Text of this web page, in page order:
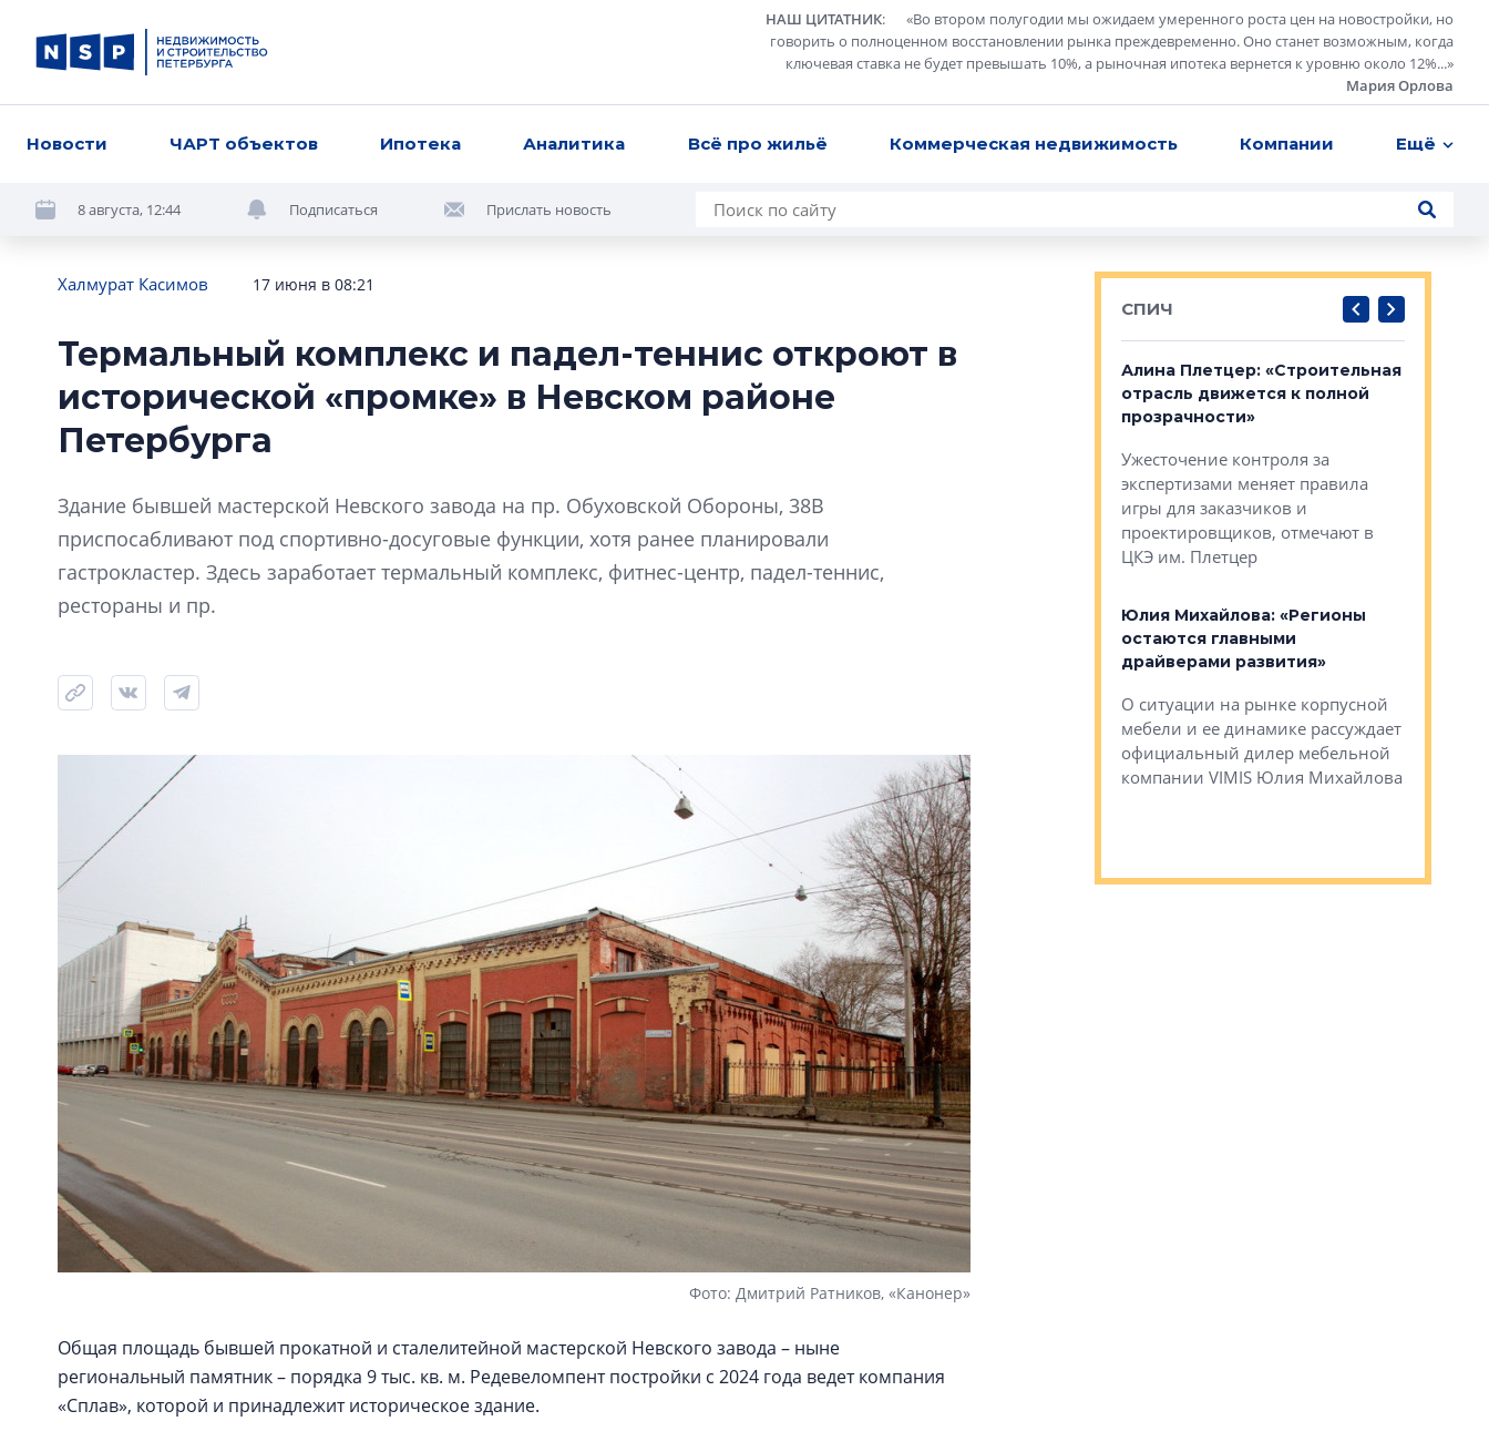
НАШ ЦИТАТНИК: «Во втором полугодии мы ожидаем умеренного роста цен на новостройки, но
говорить о полноценном восстановлении рынка преждевременно. Оно станет возможным, когда
ключевая ставка не будет превышать 10%, а рыночная ипотека вернется к уровню около 12%...»
Мария Орлова
Новости ЧАРТ объектов Ипотека Аналитика Всё про жильё Коммерческая недвижимость Компании Ещё
8 августа, 12:44 Подписаться Прислать новость
Халмурат Касимов 17 июня в 08:21
Термальный комплекс и падел-теннис откроют в
исторической «промке» в Невском районе
Петербурга
Здание бывшей мастерской Невского завода на пр. Обуховской Обороны, 38В
приспосабливают под спортивно-досуговые функции, хотя ранее планировали
гастрокластер. Здесь заработает термальный комплекс, фитнес-центр, падел-теннис,
рестораны и пр.
Фото: Дмитрий Ратников, «Канонер»
Общая площадь бывшей прокатной и сталелитейной мастерской Невского завода – ныне
региональный памятник – порядка 9 тыс. кв. м. Редевеломпент постройки с 2024 года ведет компания
«Сплав», которой и принадлежит историческое здание.
СПИЧ
Роман Корнышев: «Поводом
Карина Шальнова: «Будущее за
КЕЙПОРТ
Алина Плетцер: «Строительная
отрасль движется к полной
прозрачности»
Ужесточение контроля за
экспертизами меняет правила
игры для заказчиков и
проектировщиков, отмечают в
ЦКЭ им. Плетцер
Юлия Михайлова: «Регионы
остаются главными
драйверами развития»
О ситуации на рынке корпусной
мебели и ее динамике рассуждает
официальный дилер мебельной
компании VIMIS Юлия Михайлова